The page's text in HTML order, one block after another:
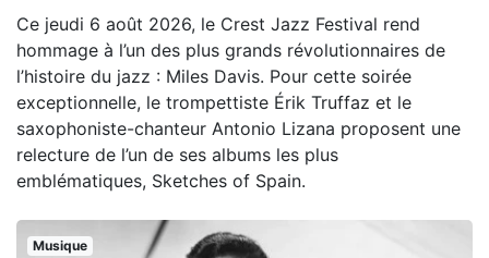
Ce jeudi 6 août 2026, le Crest Jazz Festival rend
hommage à l’un des plus grands révolutionnaires de
l’histoire du jazz : Miles Davis. Pour cette soirée
exceptionnelle, le trompettiste Érik Truffaz et le
saxophoniste-chanteur Antonio Lizana proposent une
relecture de l’un de ses albums les plus
emblématiques, Sketches of Spain.
Musique